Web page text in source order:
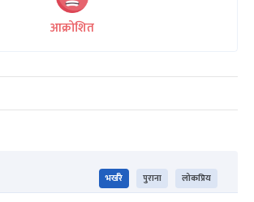
आक्रोशित
भर्खरै पुराना लोकप्रिय